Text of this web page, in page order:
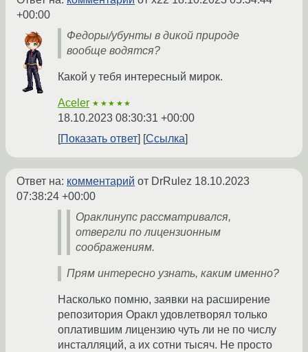
+00:00
Федоры/убунты в дикой природе
вообще водятся?
Какой у тебя интересный мирок.
Aceler ★★★★★
18.10.2023 08:30:31 +00:00
Показать ответ
Ссылка
Ответ на: комментарий от DrRulez 18.10.2023
07:38:24 +00:00
Ораклинупс рассматривался,
отвергли по лицензионным
соображениям.
Прям интересно узнать, каким именно?
Насколько помню, заявки на расширение
репозитория Оракл удовлетворял только
оплатившим лицензию чуть ли не по числу
инсталляций, а их сотни тысяч. Не просто